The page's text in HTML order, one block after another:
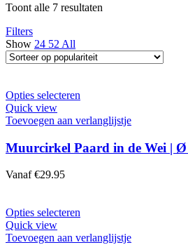
Toont alle 7 resultaten
Filters
Show 24 52 All
Opties selecteren
Quick view
Toevoegen aan verlanglijstje
Muurcirkel Paard in de Wei | Ø
Vanaf €29.95
Opties selecteren
Quick view
Toevoegen aan verlanglijstje